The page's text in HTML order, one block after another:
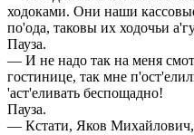
ходоками. Они наши
по'ода, таковы их ходочьи
Пауза.
— И не надо так на меня
гостинице, так мне
'аст'еливать беспощадно!
Пауза.
— Кстати, Яков Михайлович,